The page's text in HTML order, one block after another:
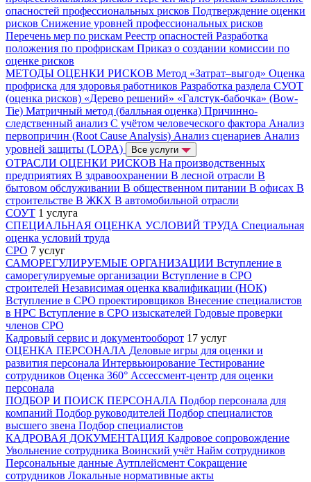
опасностей профессиональных рисков Подтверждение оценки
рисков Снижение уровней профессиональных рисков
Перечень мер по рискам Реестр опасностей Разработка
положения по профрискам Приказ о создании комиссии по
оценке рисков
МЕТОДЫ ОЦЕНКИ РИСКОВ Метод «Затрат–выгод» Оценка
профриска для здоровья работников Разработка раздела СУОТ
(оценка рисков) «Дерево решений» «Галстук-бабочка» (Bow-
Tie) Матричный метод (балльная оценка) Причинно-
следственный анализ С учётом человеческого фактора Анализ
первопричин (Root Cause Analysis) Анализ сценариев Анализ
уровней защиты (LOPA)
Все услуги
ОТРАСЛИ ОЦЕНКИ РИСКОВ На производственных
предприятиях В здравоохранении В лесной отрасли В
бытовом обслуживании В общественном питании В офисах В
строительстве В ЖКХ В автомобильной отрасли
СОУТ 1 услуга
СПЕЦИАЛЬНАЯ ОЦЕНКА УСЛОВИЙ ТРУДА Специальная
оценка условий труда
СРО 7 услуг
САМОРЕГУЛИРУЕМЫЕ ОРГАНИЗАЦИИ Вступление в
саморегулируемые организации Вступление в СРО
строителей Независимая оценка квалификации (НОК)
Вступление в СРО проектировщиков Внесение специалистов
в НРС Вступление в СРО изыскателей Годовые проверки
членов СРО
Кадровый сервис и документооборот 17 услуг
ОЦЕНКА ПЕРСОНАЛА Деловые игры для оценки и
развития персонала Интервьюирование Тестирование
сотрудников Оценка 360° Ассессмент-центр для оценки
персонала
ПОДБОР И ПОИСК ПЕРСОНАЛА Подбор персонала для
компаний Подбор руководителей Подбор специалистов
высшего звена Подбор специалистов
КАДРОВАЯ ДОКУМЕНТАЦИЯ Кадровое сопровождение
Увольнение сотрудника Воинский учёт Найм сотрудников
Персональные данные Аутплейсмент Сокращение
сотрудников Локальные нормативные акты